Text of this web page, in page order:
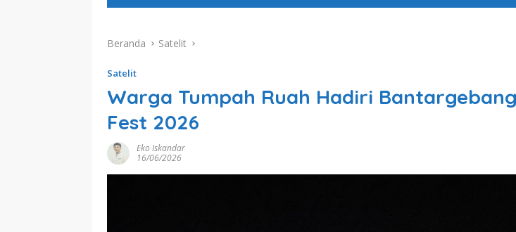
Beranda Satelit
Satelit
Warga Tumpah Ruah Hadiri
Fest 2026
Eko Iskandar
16/06/2026